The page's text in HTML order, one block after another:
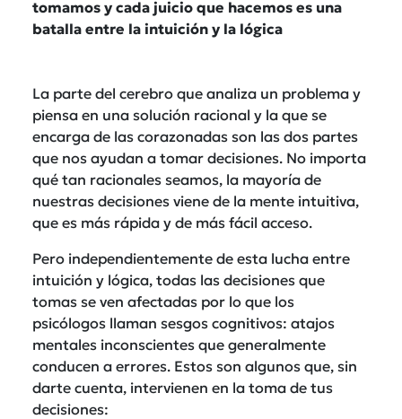
tomamos y cada juicio que hacemos es una
batalla entre la intuición y la lógica
La parte del cerebro que analiza un problema y
piensa en una solución racional y la que se
encarga de las corazonadas son las dos partes
que nos ayudan a tomar decisiones. No importa
qué tan racionales seamos, la mayoría de
nuestras decisiones viene de la mente intuitiva,
que es más rápida y de más fácil acceso.
Pero independientemente de esta lucha entre
intuición y lógica, todas las decisiones que
tomas se ven afectadas por lo que los
psicólogos llaman sesgos cognitivos: atajos
mentales inconscientes que generalmente
conducen a errores. Estos son algunos que, sin
darte cuenta, intervienen en la toma de tus
decisiones: